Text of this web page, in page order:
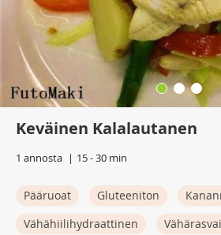
Keväinen Kalalautanen
1 annosta 15 - 30 min
Pääruoat Gluteeniton
Vähähiilihydraattinen